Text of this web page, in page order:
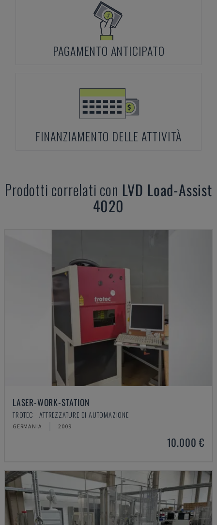
PAGAMENTO ANTICIPATO
FINANZIAMENTO DELLE ATTIVITÀ
Prodotti correlati con LVD Load-Assist
4020
LASER-WORK-STATION
TROTEC - ATTREZZATURE DI AUTOMAZIONE
GERMANIA 2009
10.000 €